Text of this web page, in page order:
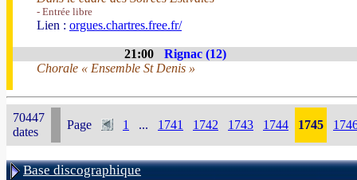
- Entrée libre
Lien : orgues.chartres.free.fr/
21:00
Rignac (12)
Chorale « Ensemble St Denis »
70447
dates
Page 1 ... 1741 1742 1743 1744 1745
Base discographique